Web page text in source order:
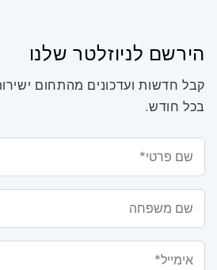
הירשם לניוזלטר שלנו
קבל חדשות ועדכונים מהתחום
בכל חודש.
שם פרטי*
שם משפחה
אימייל*